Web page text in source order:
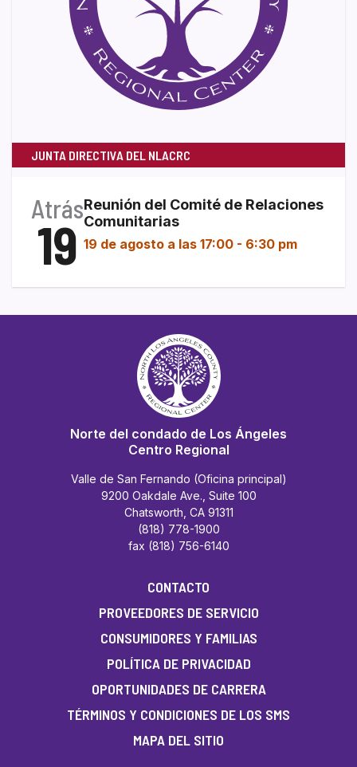
JUNTA DIRECTIVA DEL NLACRC
Atrás
19
Reunión del Comité de Relaciones
Comunitarias
19 de agosto a las 17:00 - 6:30 pm
Norte del condado de Los Ángeles
Centro Regional
Valle de San Fernando (Oficina principal)
9200 Oakdale Ave., Suite 100
Chatsworth, CA 91311
(818) 778-1900
fax (818) 756-6140
CONTACTO
PROVEEDORES DE SERVICIO
CONSUMIDORES Y FAMILIAS
POLÍTICA DE PRIVACIDAD
OPORTUNIDADES DE CARRERA
TÉRMINOS Y CONDICIONES DE LOS SMS
MAPA DEL SITIO